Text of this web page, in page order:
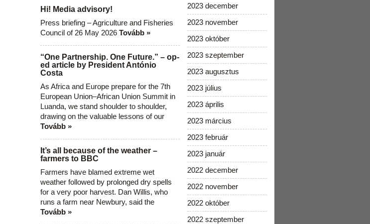
Hi! Media advisory!
Press briefing – Agriculture and Fisheries
Council of 26 May 2026 Tovább »
“One Partnership. One Future.” – op-
ed article by President António
Costa
As Africa and Europe prepare for the 7th
European Union–African Union Summit in
Luanda, we stand shoulder to shoulder,
drawing on the valuable lessons of our
Tovább »
It’s all because of the weather –
farmers to BBC
Farmers have blamed extreme wet
weather followed by prolonged dry spells
for a very poor harvest. Dan Willis, who
runs a farm near Newbury, said the
Tovább »
2023 december
2023 november
2023 október
2023 szeptember
2023 augusztus
2023 július
2023 április
2023 március
2023 február
2023 január
2022 december
2022 november
2022 október
2022 szeptember